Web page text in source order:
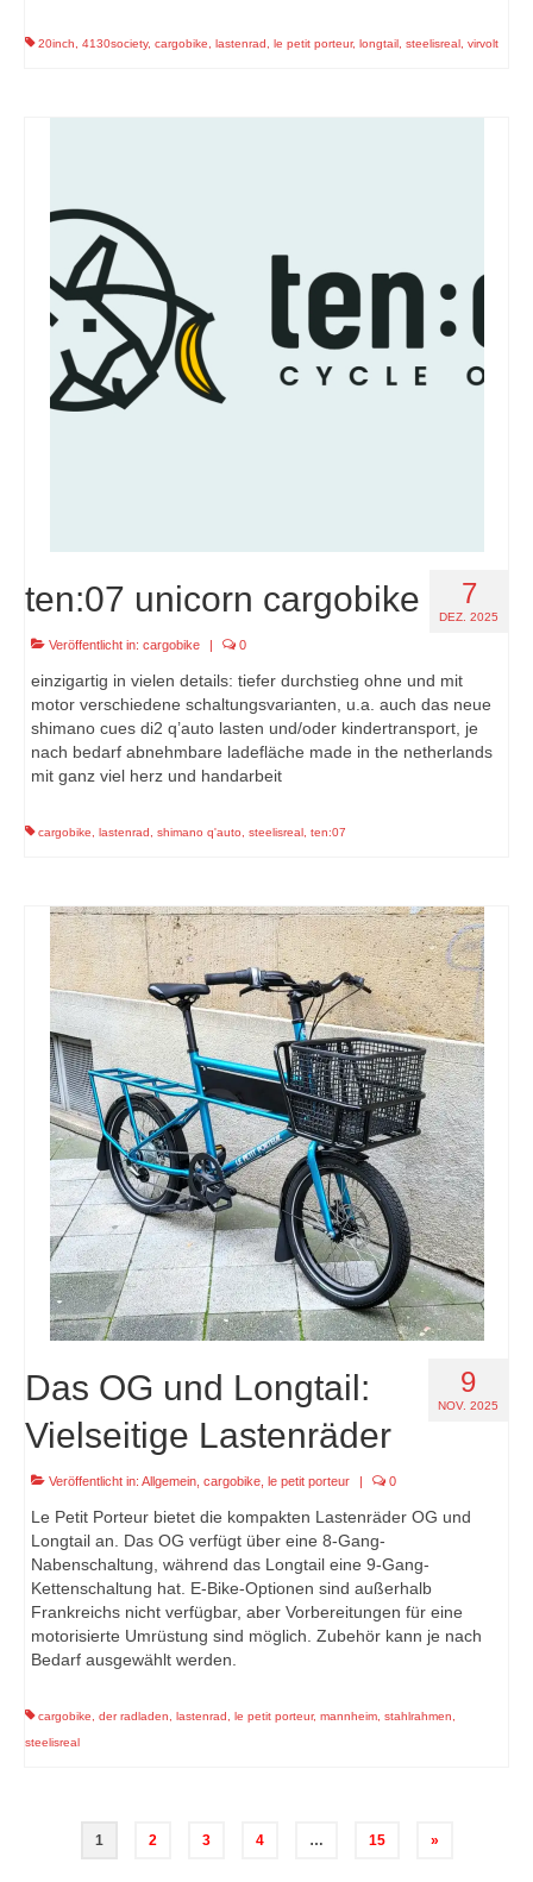
20inch 4130society, cargobike lastenrad le petit porteur, longtail steelisreal virvolt
7
DEZ. 2025
ten:07 unicorn cargobike
Veröffentlicht in: cargobike | 0
einzigartig in vielen details: tiefer durchstieg ohne und mit
motor verschiedene schaltungsvarianten, u.a. auch das neue
shimano cues di2 q’auto lasten und/oder kindertransport, je
nach bedarf abnehmbare ladefläche made in the netherlands
mit ganz viel herz und handarbeit
cargobike lastenrad shimano q'auto steelisreal ten:07
9
NOV. 2025
Das OG und Longtail:
Vielseitige Lastenräder
Veröffentlicht in: Allgemein cargobike le petit porteur | 0
Le Petit Porteur bietet die kompakten Lastenräder OG und
Longtail an. Das OG verfügt über eine 8-Gang-
Nabenschaltung, während das Longtail eine 9-Gang-
Kettenschaltung hat. E-Bike-Optionen sind außerhalb
Frankreichs nicht verfügbar, aber Vorbereitungen für eine
motorisierte Umrüstung sind möglich. Zubehör kann je nach
Bedarf ausgewählt werden.
cargobike der radladen lastenrad le petit porteur, mannheim stahlrahmen
steelisreal
Seitennummerierung
1 2 3 4 … 15 »